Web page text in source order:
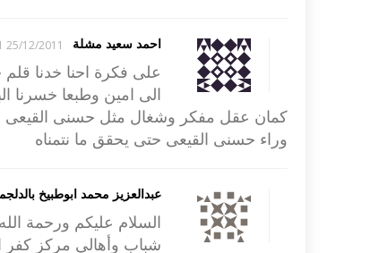
احمد سعيد مشلة 25/12/2011 09:11
على فكرة احنا خدنا
الى امين وطبعا خسرنا
كمان عقل مفكر وشغال مثل حسنى القيعى
وراء حسنى القيعى حتى يحقق ما نتمناه
عبدالعزيز محمد ابوطبيخ
السلام عليكم ورحمة
شباب وأهالي مركز كفر